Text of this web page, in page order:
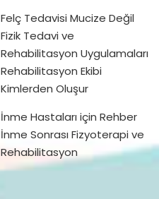
Felç Tedavisi Mucize Değil
Fizik Tedavi ve
Rehabilitasyon Uygulamaları
Rehabilitasyon Ekibi
Kimlerden Oluşur
İnme Hastaları için Rehber
İnme Sonrası Fizyoterapi ve
Rehabilitasyon